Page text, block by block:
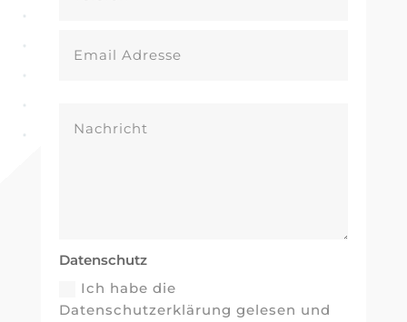
Datenschutz
Ich habe die
Datenschutzerklärung gelesen und